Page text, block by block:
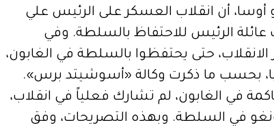
أوسا، أن انقلاب العسكر على الرئيس علي
الرئيس للاحتفاظ بالسلطة. وفي
الانقلاب، حتى يحتفظوا بالسلطة في الغابون،
بحسب ما ذكرت وكالة «أسوشيتد برس».
في الغابون، لم تشارك فعلياً في انقلاب،
في السلطة. وبهذه التصريحات، وفق